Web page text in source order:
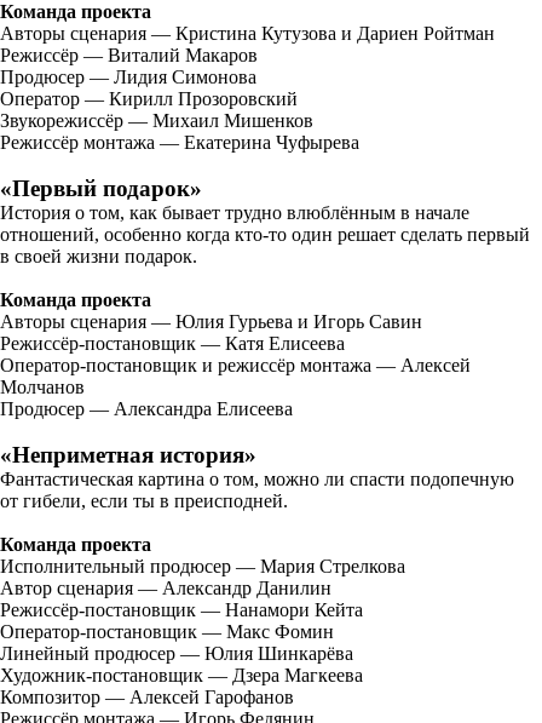
Команда проекта
Авторы сценария — Кристина Кутузова и Дариен Ройтман
Режиссёр — Виталий Макаров
Продюсер — Лидия Симонова
Оператор — Кирилл Прозоровский
Звукорежиссёр — Михаил Мишенков
Режиссёр монтажа — Екатерина Чуфырева
«Первый подарок»
История о том, как бывает трудно влюблённым в начале
отношений, особенно когда кто-то один решает сделать первый
в своей жизни подарок.
Команда проекта
Авторы сценария — Юлия Гурьева и Игорь Савин
Режиссёр-постановщик — Катя Елисеева
Оператор-постановщик и режиссёр монтажа — Алексей
Молчанов
Продюсер — Александра Елисеева
«Неприметная история»
Фантастическая картина о том, можно ли спасти подопечную
от гибели, если ты в преисподней.
Команда проекта
Исполнительный продюсер — Мария Стрелкова
Автор сценария — Александр Данилин
Режиссёр-постановщик — Нанамори Кейта
Оператор-постановщик — Макс Фомин
Линейный продюсер — Юлия Шинкарёва
Художник-постановщик — Дзера Магкеева
Композитор — Алексей Гарофанов
Режиссёр монтажа — Игорь Федянин